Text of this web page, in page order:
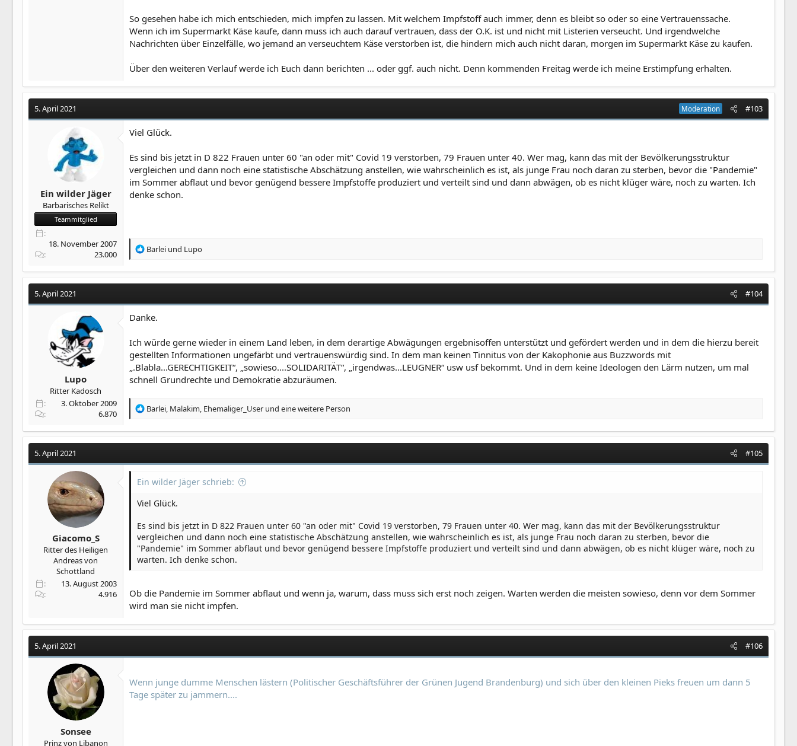
So gesehen habe ich mich entschieden, mich impfen zu lassen. Mit welchem Impfstoff auch immer, denn es bleibt so oder so eine Vertrauenssache.
Wenn ich im Supermarkt Käse kaufe, dann muss ich auch darauf vertrauen, dass der O.K. ist und nicht mit Listerien verseucht. Und irgendwelche
Nachrichten über Einzelfälle, wo jemand an verseuchtem Käse verstorben ist, die hindern mich auch nicht daran, morgen im Supermarkt Käse zu kaufen.
Über den weiteren Verlauf werde ich Euch dann berichten ... oder ggf. auch nicht. Denn kommenden Freitag werde ich meine Erstimpfung erhalten.
5. April 2021 Moderation #103
Ein wilder Jäger
Barbarisches Relikt
Teammitglied
18. November 2007
23.000
Viel Glück.
Es sind bis jetzt in D 822 Frauen unter 60 "an oder mit" Covid 19 verstorben, 79 Frauen unter 40. Wer mag, kann das mit der Bevölkerungsstruktur
vergleichen und dann noch eine statistische Abschätzung anstellen, wie wahrscheinlich es ist, als junge Frau noch daran zu sterben, bevor die "Pandemie"
im Sommer abflaut und bevor genügend bessere Impfstoffe produziert und verteilt sind und dann abwägen, ob es nicht klüger wäre, noch zu warten. Ich
denke schon.
R
a
i
o
n
n
:
Barlei und Lupo
5. April 2021 #104
Lupo
Ritter Kadosch
3. Oktober 2009
6.870
Danke.
Ich würde gerne wieder in einem Land leben, in dem derartige Abwägungen ergebnisoffen unterstützt und gefördert werden und in dem die hierzu bereit
gestellten Informationen ungefärbt und vertrauenswürdig sind. In dem man keinen Tinnitus von der Kakophonie aus Buzzwords mit
„.Blabla...GERECHTIGKEIT“, „sowieso....SOLIDARITÄT“, „irgendwas...LEUGNER“ usw usf bekommt. Und in dem keine Ideologen den Lärm nutzen, um mal
schnell Grundrechte und Demokratie abzuräumen.
R
a
i
n
n
Barlei Malakim Ehemaliger_User und eine weitere Person
5. April 2021 #105
Giacomo_S
Ritter des Heiligen
Andreas von
Schottland
13. August 2003
4.916
Ein wilder Jäger schrieb:
Viel Glück.
Es sind bis jetzt in D 822 Frauen unter 60 "an oder mit" Covid 19 verstorben, 79 Frauen unter 40. Wer mag, kann das mit der Bevölkerungsstruktur
vergleichen und dann noch eine statistische Abschätzung anstellen, wie wahrscheinlich es ist, als junge Frau noch daran zu sterben, bevor die
"Pandemie" im Sommer abflaut und bevor genügend bessere Impfstoffe produziert und verteilt sind und dann abwägen, ob es nicht klüger wäre, noch zu
warten. Ich denke schon.
Ob die Pandemie im Sommer abflaut und wenn ja, warum, dass muss sich erst noch zeigen. Warten werden die meisten sowieso, denn vor dem Sommer
wird man sie nicht impfen.
5. April 2021 #106
Sonsee
Prinz von Libanon
Wenn junge dumme Menschen lästern (Politischer Geschäftsführer der Grünen Jugend Brandenburg) und sich über den kleinen Pieks freuen um dann 5
Tage später zu jammern....